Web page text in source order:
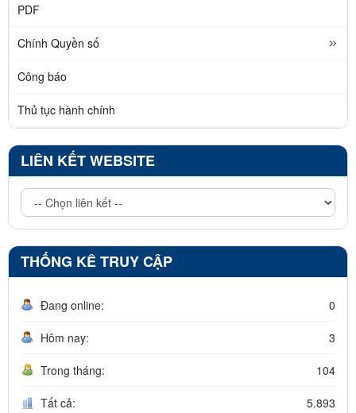
PDF
Chính Quyền số
Công báo
Thủ tục hành chính
LIÊN KẾT WEBSITE
THỐNG KÊ TRUY CẬP
Đang online: 0
Hôm nay: 3
Trong tháng: 104
Tất cả: 5.893